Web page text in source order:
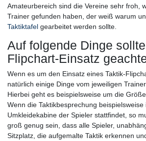
Amateurbereich sind die Vereine sehr froh,
Trainer gefunden haben, der weiß warum
Taktiktafel gearbeitet werden sollte.
Auf folgende Dinge
Flipchart-Einsatz
Wenn es um den Einsatz eines Taktik-
natürlich einige Dinge vom jeweiligen
Hierbei geht es beispielsweise um die
Wenn die Taktikbesprechung beispielsweise
Umkleidekabine der Spieler stattfindet, so
groß genug sein, dass alle Spieler,
Sitzplatz, die aufgemalte Taktik erkennen